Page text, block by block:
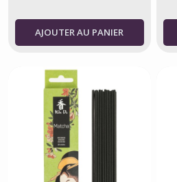
AJOUTER AU PANIER